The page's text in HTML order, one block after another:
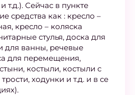
т.д.). Сейчас в пункте
средства как : кресло –
кресло – коляска
стулья, доска для
для ванны, речевые
для перемещения,
костыли, костыли с
ходунки и т.д. и в се